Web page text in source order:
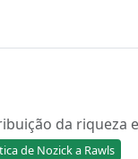
da riqueza
de Nozick a Rawls